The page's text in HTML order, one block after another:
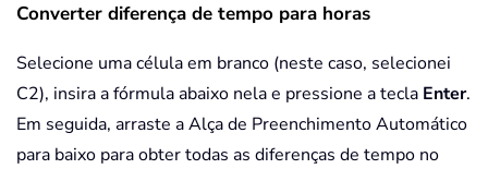
Converter diferença de tempo para horas
Selecione uma célula em branco (neste caso, selecionei
C2), insira a fórmula abaixo nela e pressione a tecla Enter.
Em seguida, arraste a Alça de Preenchimento Automático
para baixo para obter todas as diferenças de tempo no